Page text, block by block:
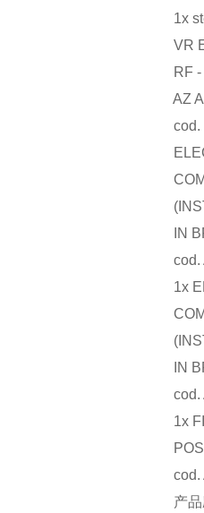
1x
VR
RF - (T
AZ AA
cod.
IN
cod.
1x
IN
cod.
1x
cod.
产品